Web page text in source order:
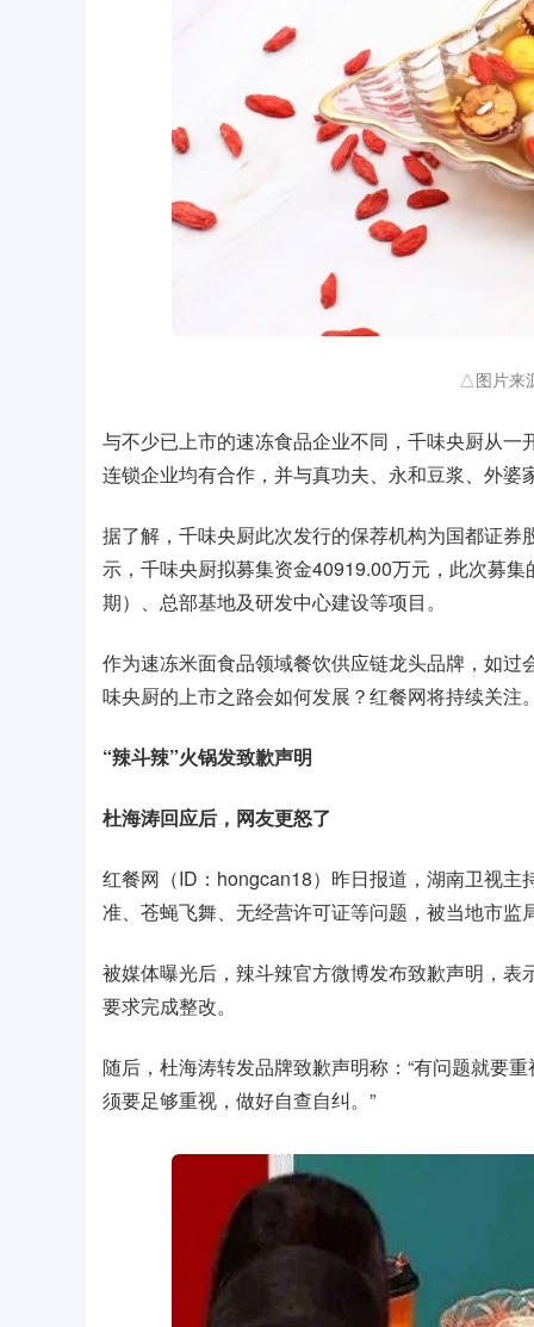
△图片来
与不少已上市的速冻食品企业不同，千味央厨从
连锁企业均有合作，并与真功夫、永和豆浆、外
据了解，千味央厨此次发行的保荐机构为国都证
示，千味央厨拟募集资金40919.00万元，此次募
期）、总部基地及研发中心建设等项目。
作为速冻米面食品领域餐饮供应链龙头品牌，如
味央厨的上市之路会如何发展？红餐网将持续关注
“辣斗辣”火锅发致歉声明
杜海涛回应后，网友更怒了
红餐网（ID：hongcan18）昨日报道，湖南卫视主
准、苍蝇飞舞、无经营许可证等问题，被当地市监
被媒体曝光后，辣斗辣官方微博发布致歉声明，
要求完成整改。
随后，杜海涛转发品牌致歉声明称：“有问题就要
须要足够重视，做好自查自纠。”